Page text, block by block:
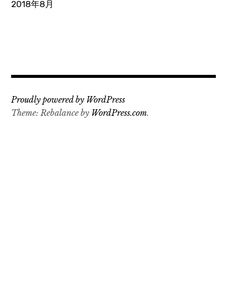
2018年8月
Proudly powered by WordPress
Theme: Rebalance by WordPress.com.